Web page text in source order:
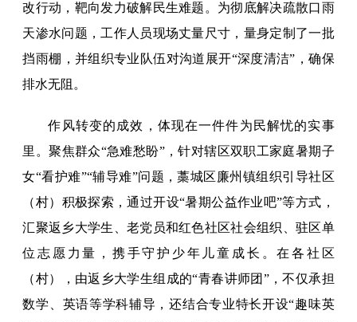
改行动，靶向发力破解民生难题。为彻底解决疏散口雨
天渗水问题，工作人员现场丈量尺寸，量身定制了一批
挡雨棚，并组织专业队伍对沟道展开“深度清洁”，确保
排水无阻。
作风转变的成效，体现在一件件为民解忧的实事
里。聚焦群众“急难愁盼”，针对辖区双职工家庭暑期子
女“看护难”“辅导难”问题，藁城区廉州镇组织引导社区
（村）积极探索，通过开设“暑期公益作业吧”等方式，
汇聚返乡大学生、老党员和红色社区社会组织、驻区单
位志愿力量，携手守护少年儿童成长。在各社区
（村），由返乡大学生组成的“青春讲师团”，不仅承担
数学、英语等学科辅导，还结合专业特长开设“趣味英